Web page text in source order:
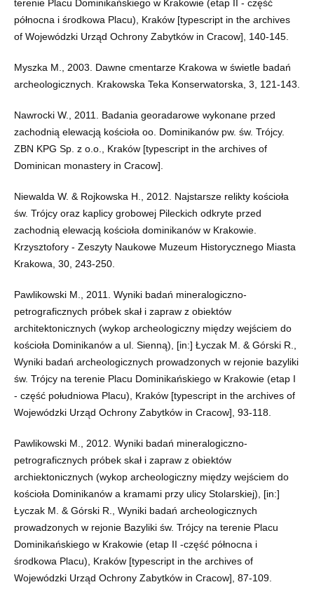
terenie Placu Dominikańskiego w Krakowie (etap II - część
północna i środkowa Placu), Kraków [typescript in the archives
of Wojewódzki Urząd Ochrony Zabytków in Cracow], 140-145.
Myszka M., 2003. Dawne cmentarze Krakowa w świetle badań
archeologicznych. Krakowska Teka Konserwatorska, 3, 121-143.
Nawrocki W., 2011. Badania georadarowe wykonane przed
zachodnią elewacją kościoła oo. Dominikanów pw. św. Trójcy.
ZBN KPG Sp. z o.o., Kraków [typescript in the archives of
Dominican monastery in Cracow].
Niewalda W. & Rojkowska H., 2012. Najstarsze relikty kościoła
św. Trójcy oraz kaplicy grobowej Pileckich odkryte przed
zachodnią elewacją kościoła dominikanów w Krakowie.
Krzysztofory - Zeszyty Naukowe Muzeum Historycznego Miasta
Krakowa, 30, 243-250.
Pawlikowski M., 2011. Wyniki badań mineralogiczno-
petrograficznych próbek skał i zapraw z obiektów
architektonicznych (wykop archeologiczny między wejściem do
kościoła Dominikanów a ul. Sienną), [in:] Łyczak M. & Górski R.,
Wyniki badań archeologicznych prowadzonych w rejonie bazyliki
św. Trójcy na terenie Placu Dominikańskiego w Krakowie (etap I
- część południowa Placu), Kraków [typescript in the archives of
Wojewódzki Urząd Ochrony Zabytków in Cracow], 93-118.
Pawlikowski M., 2012. Wyniki badań mineralogiczno-
petrograficznych próbek skał i zapraw z obiektów
archiektonicznych (wykop archeologiczny między wejściem do
kościoła Dominikanów a kramami przy ulicy Stolarskiej), [in:]
Łyczak M. & Górski R., Wyniki badań archeologicznych
prowadzonych w rejonie Bazyliki św. Trójcy na terenie Placu
Dominikańskiego w Krakowie (etap II -część północna i
środkowa Placu), Kraków [typescript in the archives of
Wojewódzki Urząd Ochrony Zabytków in Cracow], 87-109.